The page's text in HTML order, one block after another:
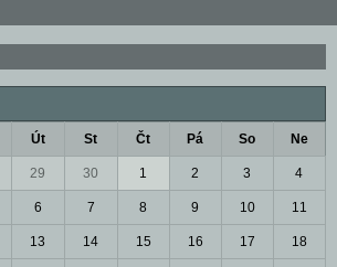
Út St Čt Pá So Ne
29 30 1 2 3 4
6 7 8 9 10 11
13 14 15 16 17 18